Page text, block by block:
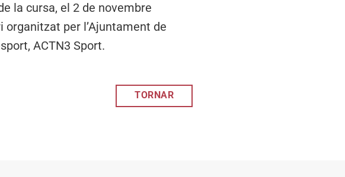
la cursa, el 2 de novembre
organitzat per l’Ajuntament de
ACTN3 Sport.
TORNAR